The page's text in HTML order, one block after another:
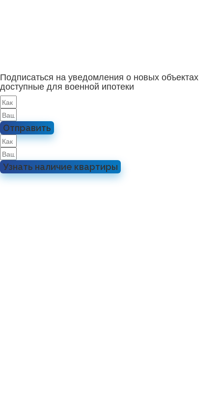
Подписаться на уведомления о новых объектах
доступные для военной ипотеки
Отправить
Узнать наличие квартиры